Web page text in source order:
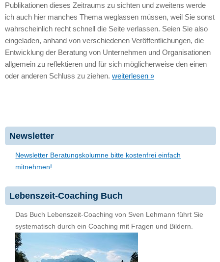
Publikationen dieses Zeitraums zu sichten und zweitens werde
ich auch hier manches Thema weglassen müssen, weil Sie sonst
wahrscheinlich recht schnell die Seite verlassen. Seien Sie also
eingeladen, anhand von verschiedenen Veröffentlichungen, die
Entwicklung der Beratung von Unternehmen und Organisationen
allgemein zu reflektieren und für sich möglicherweise den einen
oder anderen Schluss zu ziehen. weiterlesen »
Newsletter
Newsletter Beratungskolumne bitte kostenfrei einfach
mitnehmen!
Lebenszeit-Coaching Buch
Das Buch Lebenszeit-Coaching von Sven Lehmann führt Sie
systematisch durch ein Coaching mit Fragen und Bildern.